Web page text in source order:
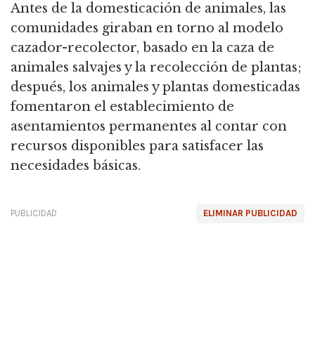
Antes de la domesticación de animales, las
comunidades giraban en torno al modelo
cazador-recolector, basado en la caza de
animales salvajes y la recolección de plantas;
después, los animales y plantas domesticadas
fomentaron el establecimiento de
asentamientos permanentes al contar con
recursos disponibles para satisfacer las
necesidades básicas.
ELIMINAR PUBLICIDAD
PUBLICIDAD